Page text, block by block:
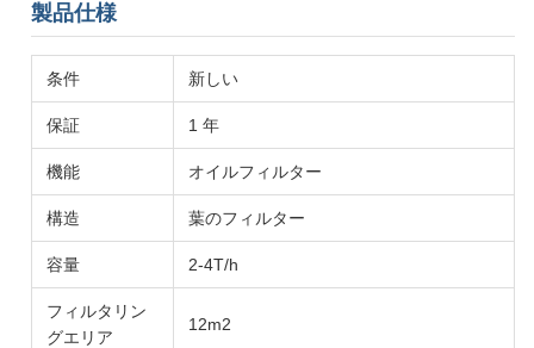
製品仕様
条件 新しい
保証 1 年
機能 オイルフィルター
構造 葉のフィルター
容量 2-4T/h
フィルタリン
グエリア
12m2